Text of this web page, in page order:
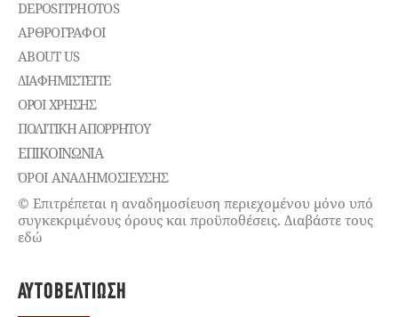
DEPOSITPHOTOS
ΑΡΘΡΟΓΡΑΦΟΙ
ABOUT US
ΔΙΑΦΗΜΙΣΤΕΊΤΕ
ΌΡΟΙ ΧΡΉΣΗΣ
ΠΟΛΙΤΙΚΉ ΑΠΟΡΡΉΤΟΥ
ΕΠΙΚΟΙΝΩΝΊΑ
ΌΡΟΙ ΑΝΑΔΗΜΟΣΙΕΥΣΗΣ
© Επιτρέπεται η αναδημοσίευση περιεχομένου μόνο υπό
συγκεκριμένους όρους και προϋποθέσεις. Διαβάστε τους
εδώ
ΑΥΤΟΒΕΛΤΊΩΣΗ